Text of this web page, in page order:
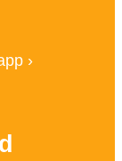
›